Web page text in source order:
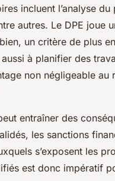
incluent l’analyse du
autres. Le DPE joue
un critère de plus
à planifier des
non négligeable au
entraîner des
les sanctions
s’exposent les
est donc impératif